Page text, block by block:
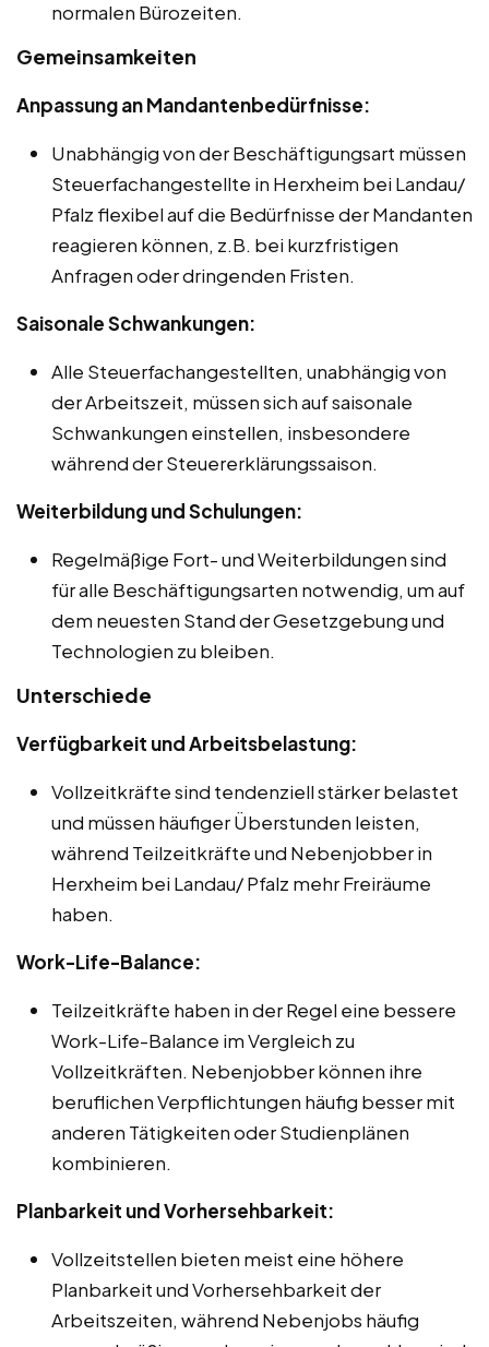
normalen Bürozeiten.
Gemeinsamkeiten
Anpassung an Mandantenbedürfnisse:
Unabhängig von der Beschäftigungsart müssen
Steuerfachangestellte in Herxheim bei Landau/
Pfalz flexibel auf die Bedürfnisse der Mandanten
reagieren können, z.B. bei kurzfristigen
Anfragen oder dringenden Fristen.
Saisonale Schwankungen:
Alle Steuerfachangestellten, unabhängig von
der Arbeitszeit, müssen sich auf saisonale
Schwankungen einstellen, insbesondere
während der Steuererklärungssaison.
Weiterbildung und Schulungen:
Regelmäßige Fort- und Weiterbildungen sind
für alle Beschäftigungsarten notwendig, um auf
dem neuesten Stand der Gesetzgebung und
Technologien zu bleiben.
Unterschiede
Verfügbarkeit und Arbeitsbelastung:
Vollzeitkräfte sind tendenziell stärker belastet
und müssen häufiger Überstunden leisten,
während Teilzeitkräfte und Nebenjobber in
Herxheim bei Landau/ Pfalz mehr Freiräume
haben.
Work-Life-Balance:
Teilzeitkräfte haben in der Regel eine bessere
Work-Life-Balance im Vergleich zu
Vollzeitkräften. Nebenjobber können ihre
beruflichen Verpflichtungen häufig besser mit
anderen Tätigkeiten oder Studienplänen
kombinieren.
Planbarkeit und Vorhersehbarkeit:
Vollzeitstellen bieten meist eine höhere
Planbarkeit und Vorhersehbarkeit der
Arbeitszeiten, während Nebenjobs häufig